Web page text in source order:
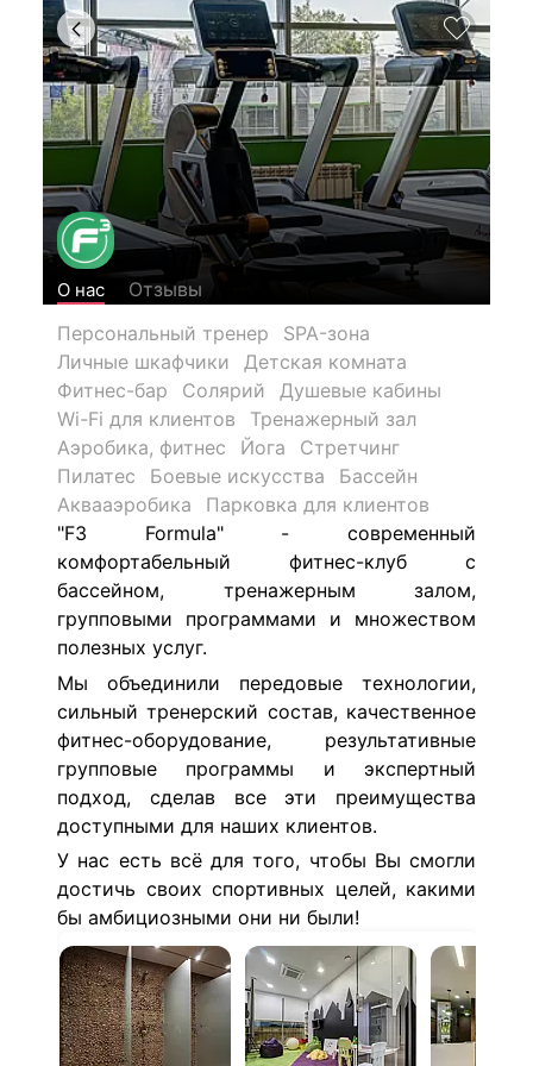
О нас
Отзывы
Персональный тренер
SPA-зона
Личные шкафчики
Детская комната
Фитнес-бар
Солярий
Душевые кабины
Wi-Fi для клиентов
Тренажерный зал
Аэробика, фитнес
Йога
Стретчинг
Пилатес
Боевые искусства
Бассейн
Аквааэробика
Парковка для клиентов
"F3 Formula" - современный
комфортабельный фитнес-клуб с
бассейном, тренажерным залом,
групповыми программами и множеством
полезных услуг.
Мы объединили передовые технологии,
сильный тренерский состав, качественное
фитнес-оборудование, результативные
групповые программы и экспертный
подход, сделав все эти преимущества
доступными для наших клиентов.
У нас есть всё для того, чтобы Вы смогли
достичь своих спортивных целей, какими
бы амбициозными они ни были!